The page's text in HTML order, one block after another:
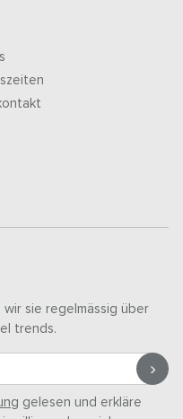
sie regelmässig über
trends.
gelesen und erkläre